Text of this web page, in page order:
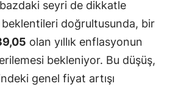
seyri de dikkatle
beklentileri doğrultusunda, bir
olan yıllık enflasyonun
bekleniyor. Bu düşüş,
genel fiyat artışı